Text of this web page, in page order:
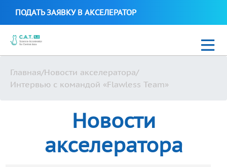
ПОДАТЬ ЗАЯВКУ В АКСЕЛЕРАТОР
Новости
Стартапы C.A.T. Science Accelerator
Главная/Новости акселератора/
Интервью с командой «Flawless Team»
Новости
акселератора